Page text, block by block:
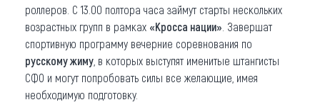
роллеров. С 13.00 полтора часа займут старты нескольких
возрастных групп в рамках «Кросса нации» . Завершат
спортивную программу вечерние соревнования по
русскому жиму , в которых выступят именитые штангисты
СФО и могут попробовать силы все желающие, имея
необходимую подготовку.